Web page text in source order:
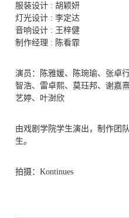
服装设计 : 胡颖妍
灯光设计 : 李定达
音响设计 : 王梓健
制作经理 : 陈看霏
演员：陈雅媛、陈琬瑜、张卓
智浩、雷卓熙、莫珏邦、谢嘉
艺婷、叶澍欣
由戏剧学院学生演出， 制作团
生。
拍摄： Kontinues